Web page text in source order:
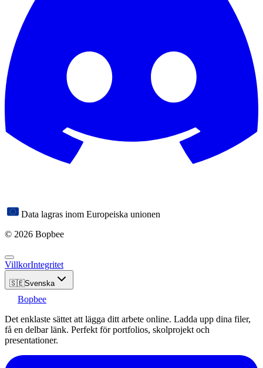
Data lagras inom Europeiska unionen
© 2026 Bopbee
VillkorIntegritet
🇸🇪Svenska
Bopbee
Det enklaste sättet att lägga ditt arbete online. Ladda upp dina filer,
få en delbar länk. Perfekt för portfolios, skolprojekt och
presentationer.